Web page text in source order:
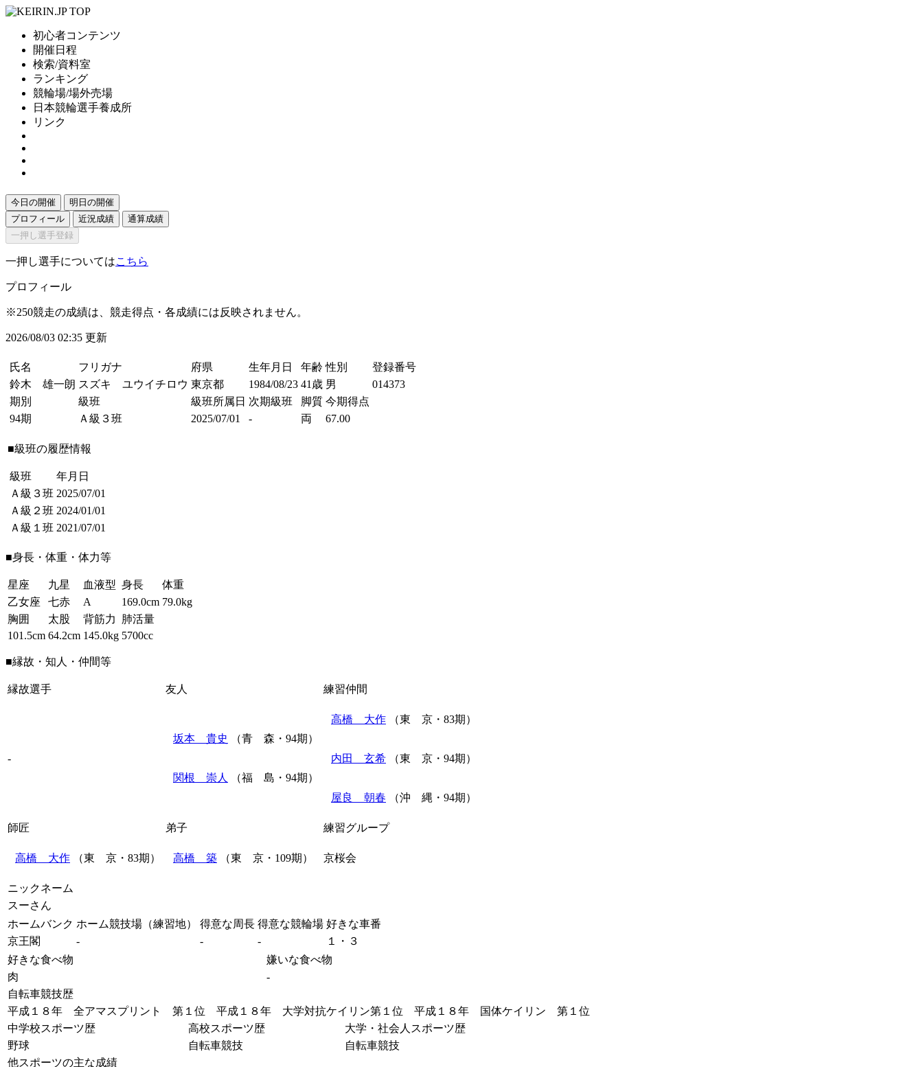
初心者コンテンツ
開催日程
検索/資料室
ランキング
競輪場/場外売場
日本競輪選手養成所
リンク
今日の開催
明日の開催
プロフィール
近況成績
通算成績
一押し選手登録
一押し選手についてはこちら
プロフィール
※250競走の成績は、競走得点・各成績には反映されません。
2026/08/03 02:35 更新
氏名 フリガナ 府県 生年月日 年齢 性別
登録番号
鈴木 雄一朗 スズキ ユウイチロウ 東京都 1984/08/23 41歳 男
014373
期別
級班 級班所属日 次期級班 脚質 今期得点
94期
Ａ級３班 2025/07/01 - 両 67.00
■級班の履歴情報
級班
年月日
Ａ級３班 2025/07/01
Ａ級２班 2024/01/01
Ａ級１班 2021/07/01
■身長・体重・体力等
星座 九星 血液型 身長
体重
乙女座
七赤 A 169.0cm 79.0kg
胸囲
太股 背筋力
肺活量
101.5cm 64.2cm 145.0kg 5700cc
■縁故・知人・仲間等
縁故選手 友人 練習仲間
-
坂本 貴史 （青 森・94期）
関根 崇人 （福 島・94期）
高橋 大作 （東 京・83期）
内田 玄希 （東 京・94期）
屋良 朝春 （沖 縄・94期）
師匠 弟子 練習グループ
高橋 大作 （東 京・83期） 高橋 築 （東 京・109期） 京桜会
ニックネーム
スーさん
ホームバンク ホーム競技場（練習地） 得意な周長 得意な競輪場 好きな車番
京王閣
- - -
１・３
好きな食べ物
嫌いな食べ物
肉
-
自転車競技歴
平成１８年 全アマスプリント 第１位 平成１８年 大学対抗ケイリン第１位 平成１８年 国体ケイリン 第１位
中学校スポーツ歴
高校スポーツ歴
大学・社会人スポーツ歴
野球
自転車競技
自転車競技
他スポーツの主な成績